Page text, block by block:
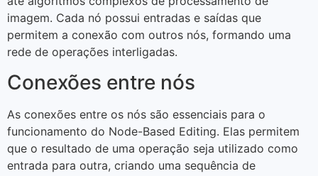
imagem. Cada nó possui entradas e saídas que
permitem a conexão com outros nós, formando uma
rede de operações interligadas.
Conexões entre nós
As conexões entre os nós são essenciais para o
funcionamento do Node-Based Editing. Elas permitem
que o resultado de uma operação seja utilizado como
entrada para outra, criando uma sequência de